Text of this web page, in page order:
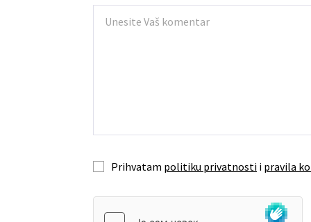
Prihvatam politiku privatnosti i pravila